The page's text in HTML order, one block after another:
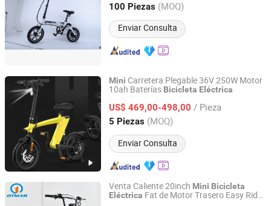
100 Piezas (MOQ)
Enviar Consulta
Guangdong, China Desde 2017
Mini Carretera Plegable 36V 250W Motor
10ah Baterías Bicicleta Eléctrica
US$ 469,00-498,00 / Pieza
5 Piezas (MOQ)
Enviar Consulta
GUANGZHOU TOPMEDI CO., LTD.
Guangdong, China Desde 2016
Venta Caliente 20inch Mini Bicicleta
Eléctrica Fat de Motor Trasero Easy Rider
Jinhua Otmar Technology Co., Ltd.